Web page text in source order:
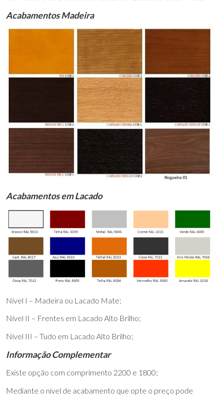
Acabamentos Madeira
Acabamentos em Lacado
Nível I – Madeira ou Lacado Mate;
Nível II – Frentes em Lacado Alto Brilho;
Nível III – Tudo em Lacado Alto Brilho;
Informação Complementar
Existe opção com comprimento 2200 e 1800;
Mediante o nível de acabamento que opte o preço pode